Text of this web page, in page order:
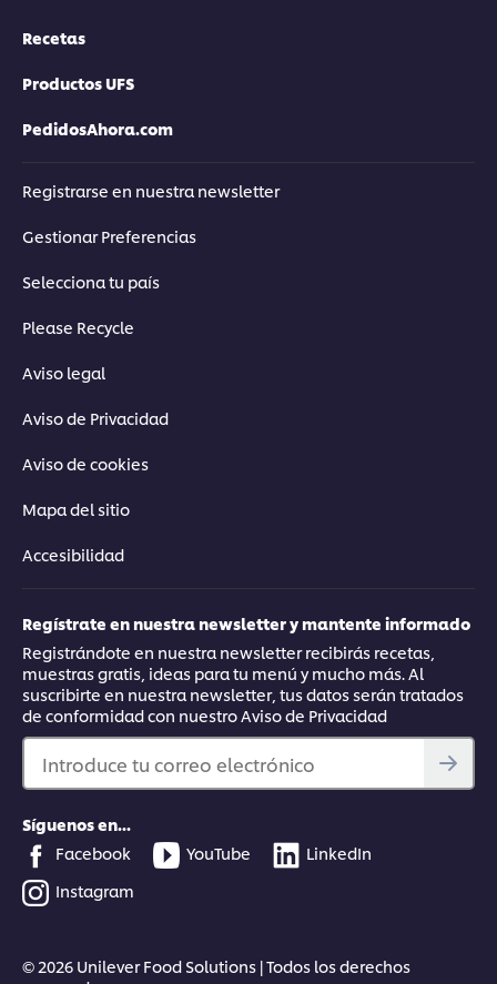
Recetas
Productos UFS
PedidosAhora.com
Registrarse en nuestra newsletter
Gestionar Preferencias
Selecciona tu país
Please Recycle
Aviso legal
Aviso de Privacidad
Aviso de cookies
Mapa del sitio
Accesibilidad
Regístrate en nuestra newsletter y mantente informado
Registrándote en nuestra newsletter recibirás recetas,
muestras gratis, ideas para tu menú y mucho más. Al
suscribirte en nuestra newsletter, tus datos serán tratados
de conformidad con nuestro Aviso de Privacidad
Introduce tu correo electrónico
Síguenos en...
Facebook
YouTube
LinkedIn
Instagram
© 2026 Unilever Food Solutions | Todos los derechos